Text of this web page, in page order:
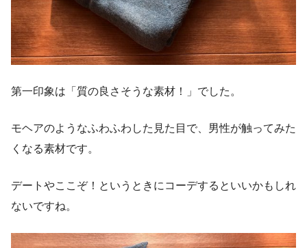
第一印象は「質の良さそうな素材！」でした。
モヘアのようなふわふわした見た目で、男性が触ってみた
くなる素材です。
デートやここぞ！というときにコーデするといいかもしれ
ないですね。